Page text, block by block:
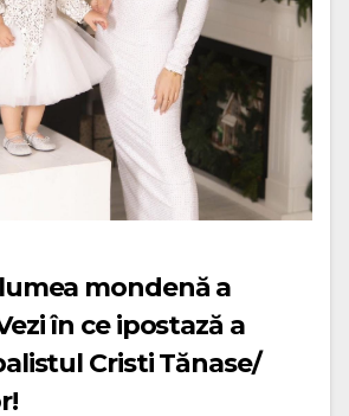
mondenă a
în ce ipostază a
Cristi Tănase/